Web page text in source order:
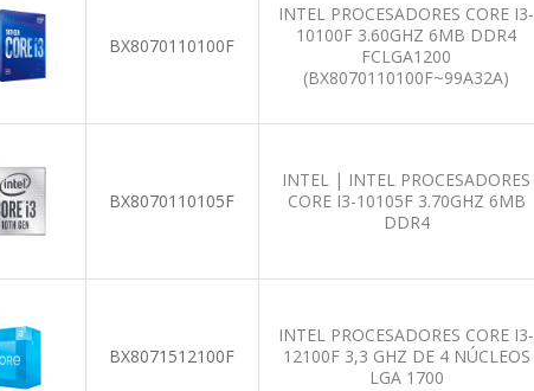
BX8070110100F
INTEL PROCESADORES CORE I3-
10100F 3.60GHZ 6MB DDR4
FCLGA1200
(BX8070110100F~99A32A)
BX8070110105F
INTEL | INTEL PROCESADORES
CORE I3-10105F 3.70GHZ 6MB
DDR4
BX8071512100F
INTEL PROCESADORES CORE I3-
12100F 3,3 GHZ DE 4 NÚCLEOS
LGA 1700